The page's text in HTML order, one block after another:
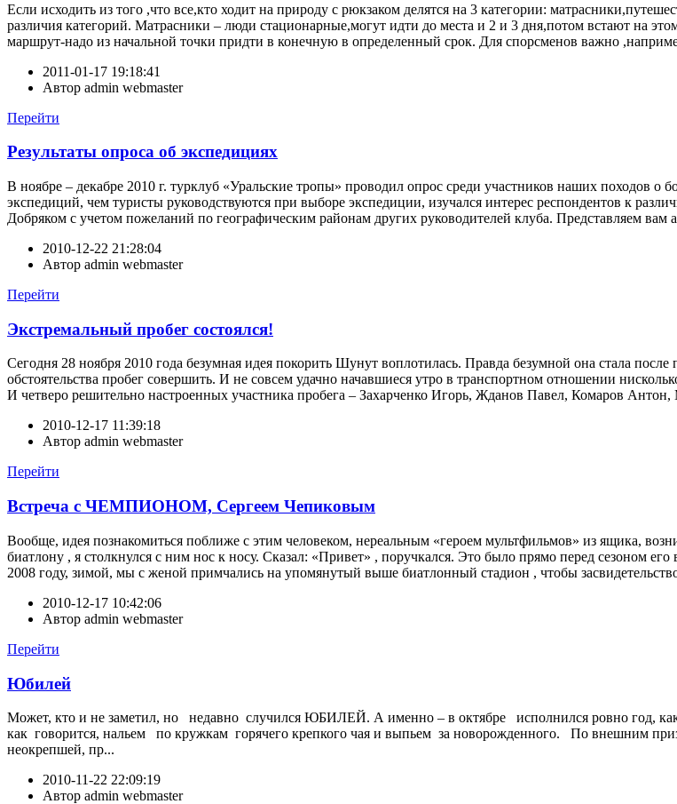
Если исходить из того ,что все,кто ходит на природу с рюкзаком делятся на 3 категории:
различия категорий. Матрасники – люди стационарные,могут идти до места и 2 и 3 дня,потом встают на
маршрут-надо из начальной точки придти в конечную в определенный срок. Для спорсменов важно
2011-01-17 19:18:41
Автор admin webmaster
Перейти
Результаты опроса об экспедициях
В ноябре – декабре 2010 г. турклуб «Уральские тропы» проводил опрос среди участников наших походов
экспедиций, чем туристы руководствуются при выборе экспедиции, изучался интерес респондентов к
Добряком с учетом пожеланий по географическим районам других руководителей клуба. Представляем
2010-12-22 21:28:04
Автор admin webmaster
Перейти
Экстремальный пробег состоялся!
Сегодня 28 ноября 2010 года безумная идея покорить Шунут воплотилась. Правда безумной она стала
обстоятельства пробег совершить. И не совсем удачно начавшиеся утро в транспортном отношении
И четверо решительно настроенных участника пробега – Захарченко Игорь, Жданов Павел, Комаров
2010-12-17 11:39:18
Автор admin webmaster
Перейти
Встреча с ЧЕМПИОНОМ, Сергеем Чепиковым
Вообще, идея познакомиться поближе с этим человеком, нереальным «героем мультфильмов» из ящика,
биатлону , я столкнулся с ним нос к носу. Сказал: «Привет» , поручкался. Это было прямо перед сезоном
2008 году, зимой, мы с женой примчались на упомянутый выше биатлонный стадион , чтобы
2010-12-17 10:42:06
Автор admin webmaster
Перейти
Юбилей
Может, кто и не заметил, но недавно случился ЮБИЛЕЙ. А именно – в октябре исполнился ровно
как говорится, нальем по кружкам горячего крепкого чая и выпьем за новорожденного. По внешним
неокрепшей, пр...
2010-11-22 22:09:19
Автор admin webmaster